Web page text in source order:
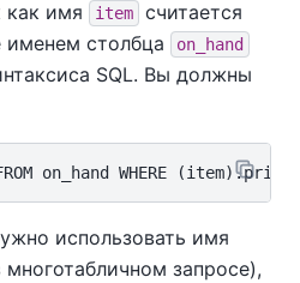
как имя item
считается
столбца
on_hand
SQL. Вы должны
использовать имя
запросе),